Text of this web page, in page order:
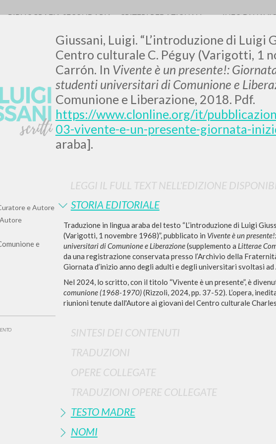
e Autore
Autore
e
Giussani, Luigi. “L’introduzione di Luigi
Centro culturale C. Péguy (Varigotti, 1
Carrón. In Vivente è un presente!:
studenti universitari di Comunione e
Comunione e Liberazione, 2018. Pdf.
https://www.clonline.org/it/
03-vivente-e-un-presente-giornata-
araba].
LEGGI IL FULL TEXT NELL'EDIZIONE
STORIA EDITORIALE
Traduzione in lingua araba del testo “L’introduzione di Luigi
(Varigotti, 1 novembre 1968)”, pubblicato in Vivente è un
universitari di Comunione e Liberazione(supplemento a Litterae
da una registrazione conservata presso l’Archivio della
Giornata d’inizio anno degli adulti e degli universitari svoltasi
Nel 2024, lo scritto, con il titolo “Vivente è un presente”, è
comunione (1968-1970)(Rizzoli, 2024, pp. 37-52). L’opera,
riunioni tenute dall'Autore ai giovani del Centro culturale
SINTESI DEI CONTENUTI
TRADUZIONI
OPERE COLLEGATE
TRADUZIONI OPERE COLLEGATE
TESTO MADRE
NOMI
LUIGI
GIUSSANI
scritti
BIBLIOGRAFIA SECONDARIA CRITERI REDAZIONALI INFO DI
TIPOLOGIA OPERA LINGUA AUTORE